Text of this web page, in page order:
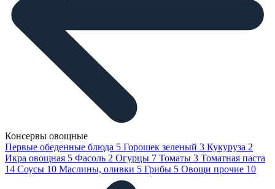
Консервы овощные
Первые обеденные блюда 5 Горошек зеленый 3 Кукуруза 2
Икра овощная 5 Фасоль 2 Огурцы 7 Томаты 3 Томатная паста
14 Соусы 10 Маслины, оливки 5 Грибы 5 Овощи прочие 10